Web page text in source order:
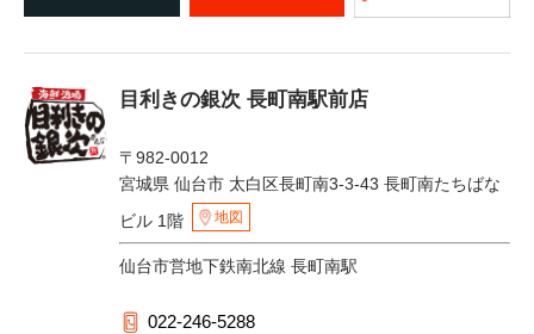
目利きの銀次 長町南駅前店
〒982-0012
宮城県 仙台市 太白区長町南3-3-43 長町南たちばな
ビル 1階
地図
仙台市営地下鉄南北線 長町南駅
022-246-5288